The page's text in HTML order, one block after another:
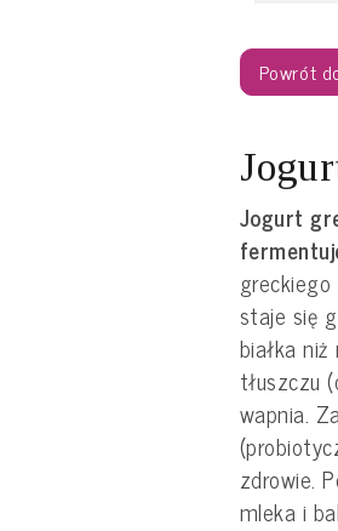
Jogurt
staje się
białka
tłuszczu
wapnia.
zdrowie.
mleka i